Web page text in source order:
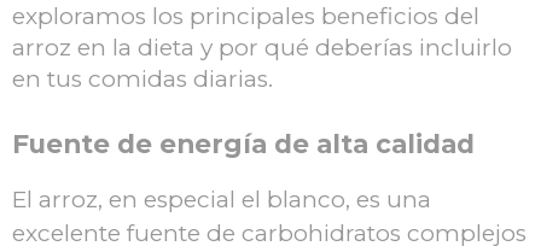
exploramos los principales beneficios del
arroz en la dieta y por qué deberías incluirlo
en tus comidas diarias.
Fuente de energía de alta calidad
El arroz, en especial el blanco, es una
excelente fuente de carbohidratos complejos